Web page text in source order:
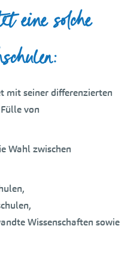
eine solche
mit seiner differenzierten
von
Wahl zwischen
Wissenschaften sowie